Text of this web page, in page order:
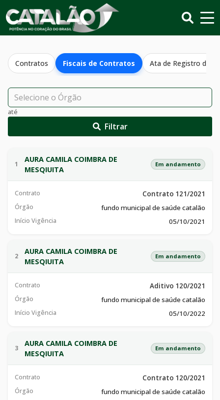
Contratos Fiscais de Contratos Ata de Registro de
até
Filtrar
1
AURA CAMILA COIMBRA DE
MESQIUITA
Em andamento
Contrato Contrato 121/2021
Órgão fundo municipal de saúde catalão
Início Vigência 05/10/2021
2
AURA CAMILA COIMBRA DE
MESQIUITA
Em andamento
Contrato Aditivo 120/2021
Órgão fundo municipal de saúde catalão
Início Vigência 05/10/2022
3
AURA CAMILA COIMBRA DE
MESQIUITA
Em andamento
Contrato Contrato 120/2021
Órgão fundo municipal de saúde catalão